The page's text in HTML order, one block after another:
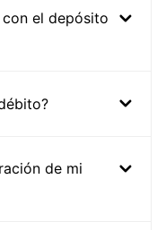
el depósito
de mi